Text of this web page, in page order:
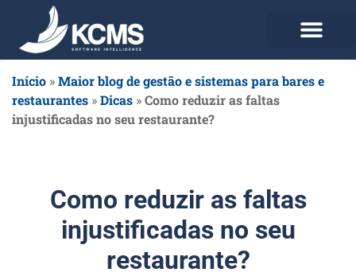
Início »Maior blog de gestão e sistemas para bares e
restaurantes »Dicas »Como reduzir as faltas
injustificadas no seu restaurante?
Como reduzir as faltas
injustificadas no seu
restaurante?